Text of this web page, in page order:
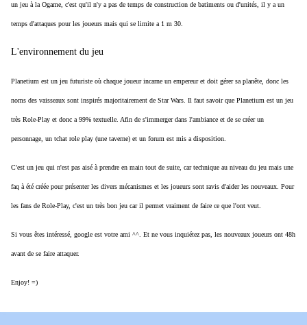
un jeu à la Ogame, c'est qu'il n'y a pas de temps de construction de batiments ou d'unités, il y a un
temps d'attaques pour les joueurs mais qui se limite a 1 m 30.
L'environnement du jeu
Planetium est un jeu futuriste où chaque joueur incarne un empereur et doit gérer sa planête, donc les
noms des vaisseaux sont inspirés majoritairement de Star Wars. Il faut savoir que Planetium est un jeu
très Role-Play et donc a 99% textuelle. Afin de s'immerger dans l'ambiance et de se créer un
personnage, un tchat role play (une taverne) et un forum est mis a disposition.
C'est un jeu qui n'est pas aisé à prendre en main tout de suite, car technique au niveau du jeu mais une
faq à été créée pour présenter les divers mécanismes et les joueurs sont ravis d'aider les nouveaux. Pour
les fans de Role-Play, c'est un très bon jeu car il permet vraiment de faire ce que l'ont veut.
Si vous êtes intéressé, google est votre ami ^^. Et ne vous inquiétez pas, les nouveaux joueurs ont 48h
avant de se faire attaquer.
Enjoy! =)